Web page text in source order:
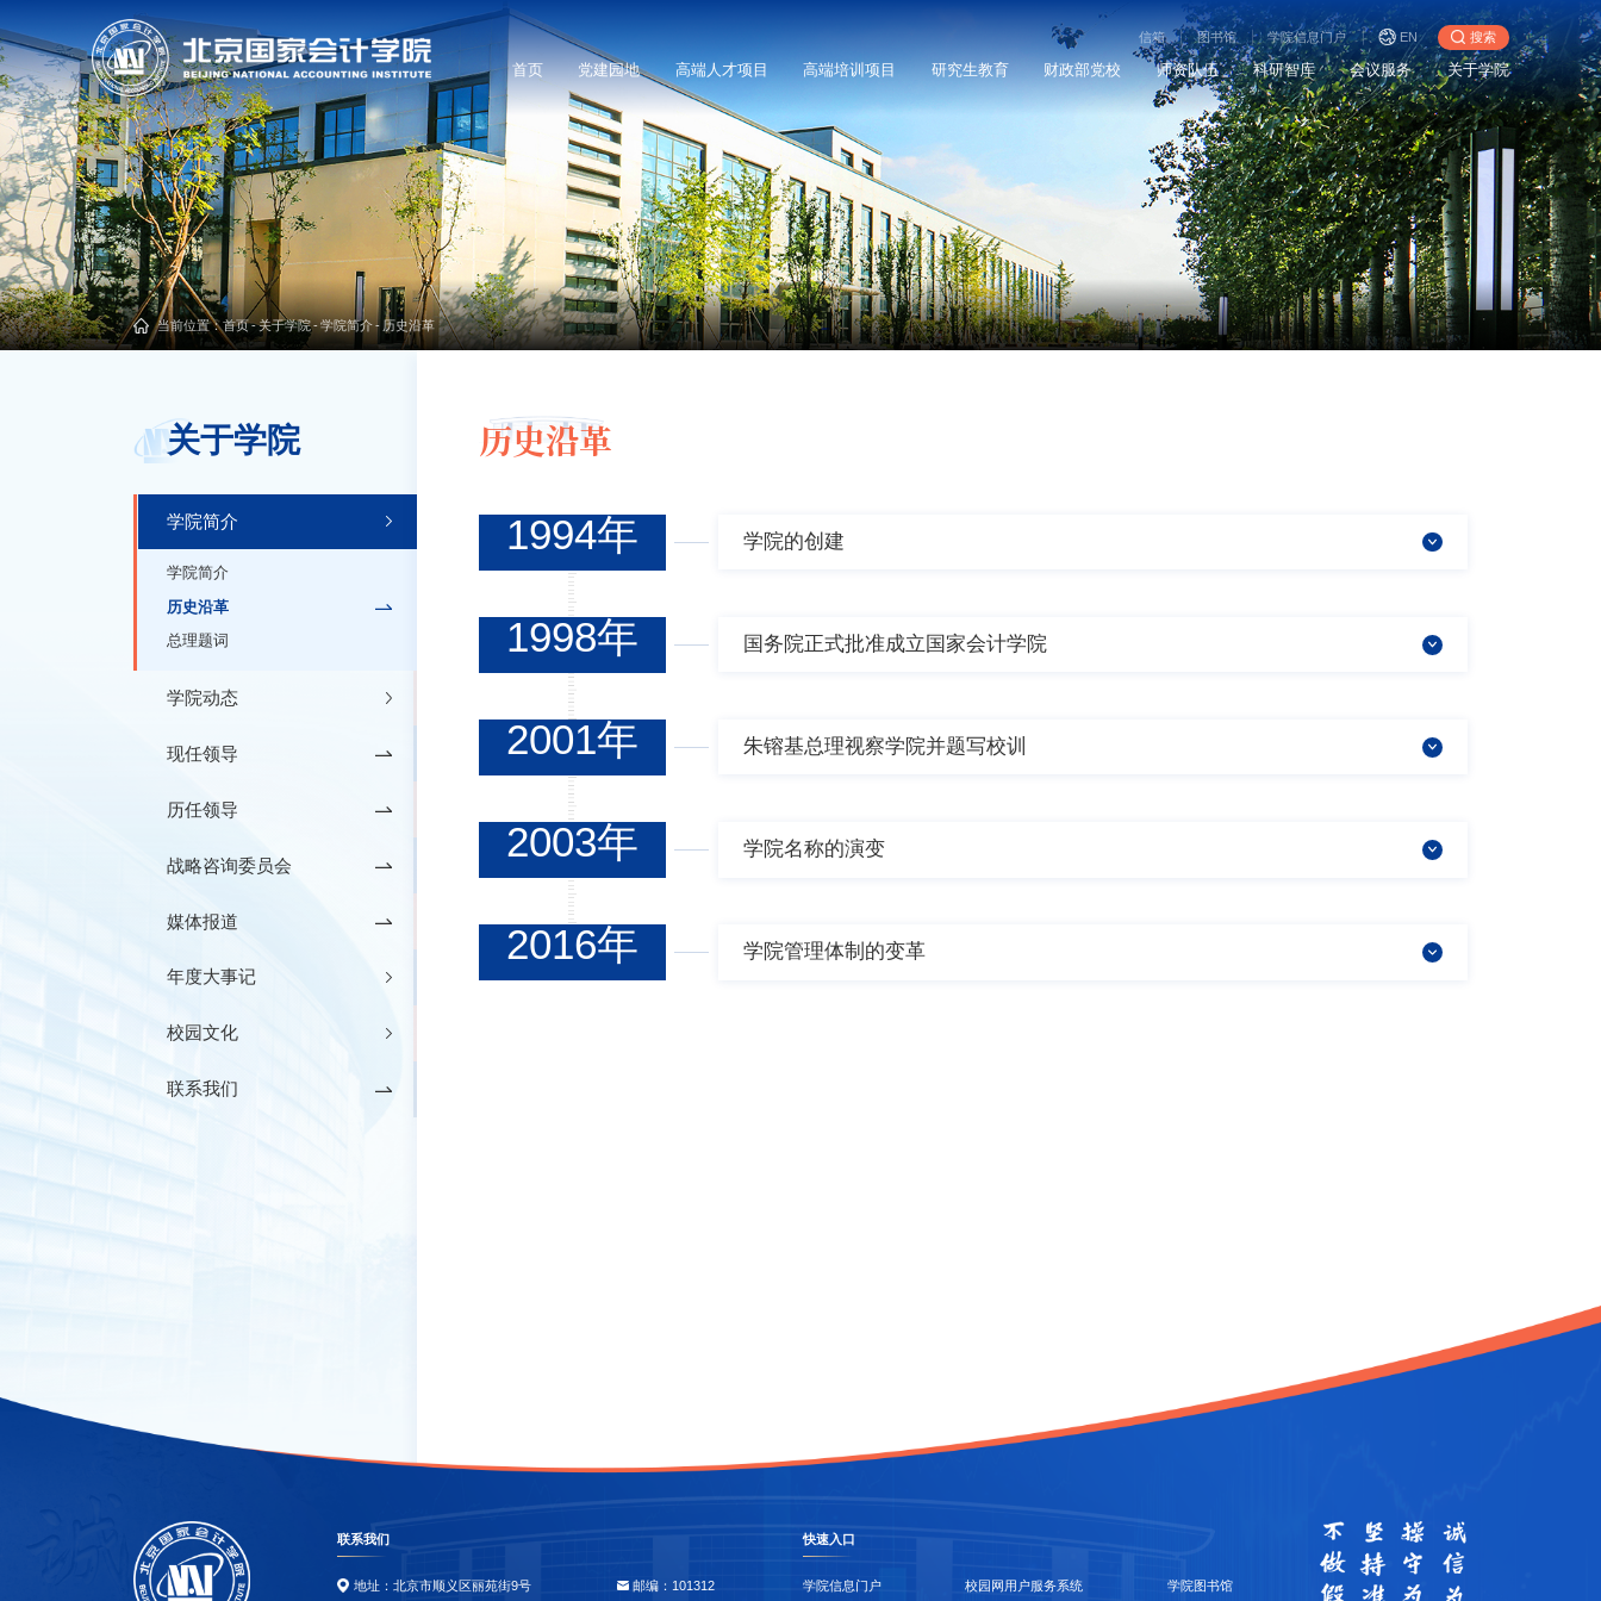
信箱 图书馆 学院信息门户 EN 搜索
首页 党建园地 高端人才项目 高端培训项目 研究生教育 财政部党校 师资队伍 科研智库 会议服务 关于学院
当前位置：首页-关于学院-学院简介- 历史沿革
关于学院
学院简介
学院简介
历史沿革
总理题词
学院动态
现任领导
历任领导
战略咨询委员会
媒体报道
年度大事记
校园文化
联系我们
历史沿革
1994年 学院的创建
1998年 国务院正式批准成立国家会计学院
2001年 朱镕基总理视察学院并题写校训
2003年 学院名称的演变
2016年 学院管理体制的变革
联系我们
地址：北京市顺义区丽苑街9号 邮编：101312
快速入口
学院信息门户 校园网用户服务系统 学院图书馆